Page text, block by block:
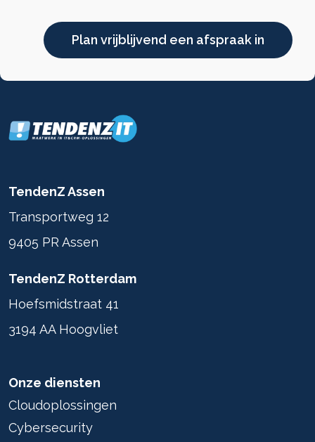
Plan vrijblijvend een afspraak in
TendenZ Assen
Transportweg 12
9405 PR Assen
TendenZ Rotterdam
Hoefsmidstraat 41
3194 AA Hoogvliet
Onze diensten
Cloudoplossingen
Cybersecurity